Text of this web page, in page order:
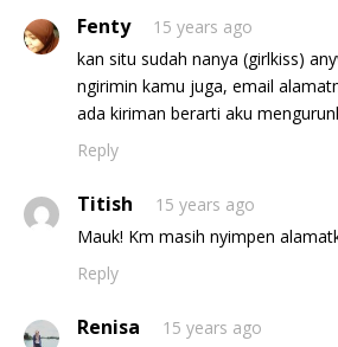
Fenty
15 years ago
kan situ sudah nanya (girlkiss)
ngirimin kamu juga, email
ada kiriman berarti aku
Reply
Titish
15 years ago
Mauk! Km masih nyimpen
Reply
Renisa
15 years ago